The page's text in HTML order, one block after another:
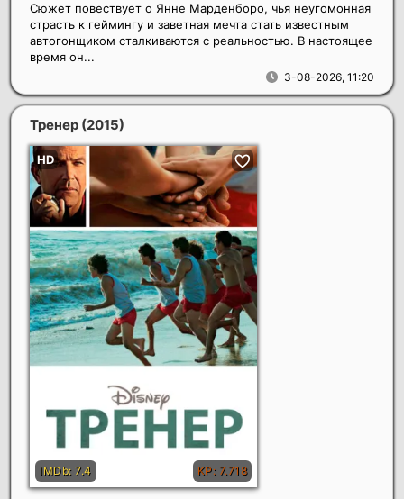
3-08-2026, 11:20
Сюжет повествует о Янне Марденборо, чья неугомонная
страсть к геймингу и заветная мечта стать известным
автогонщиком сталкиваются с реальностью. В настоящее
время он...
Тренер (2015)